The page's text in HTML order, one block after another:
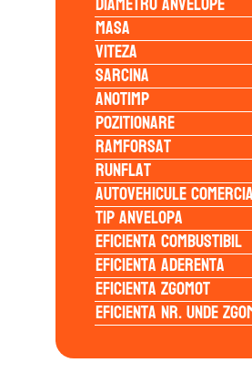
Masa
Viteza
Sarcina
Anotimp
Pozitionare
Ramforsat
Runflat
Autovehicule
Tip anvelopa
Eficienta Combustibil
Eficienta Aderenta
Eficienta Zgomot
Eficienta Nr. Unde